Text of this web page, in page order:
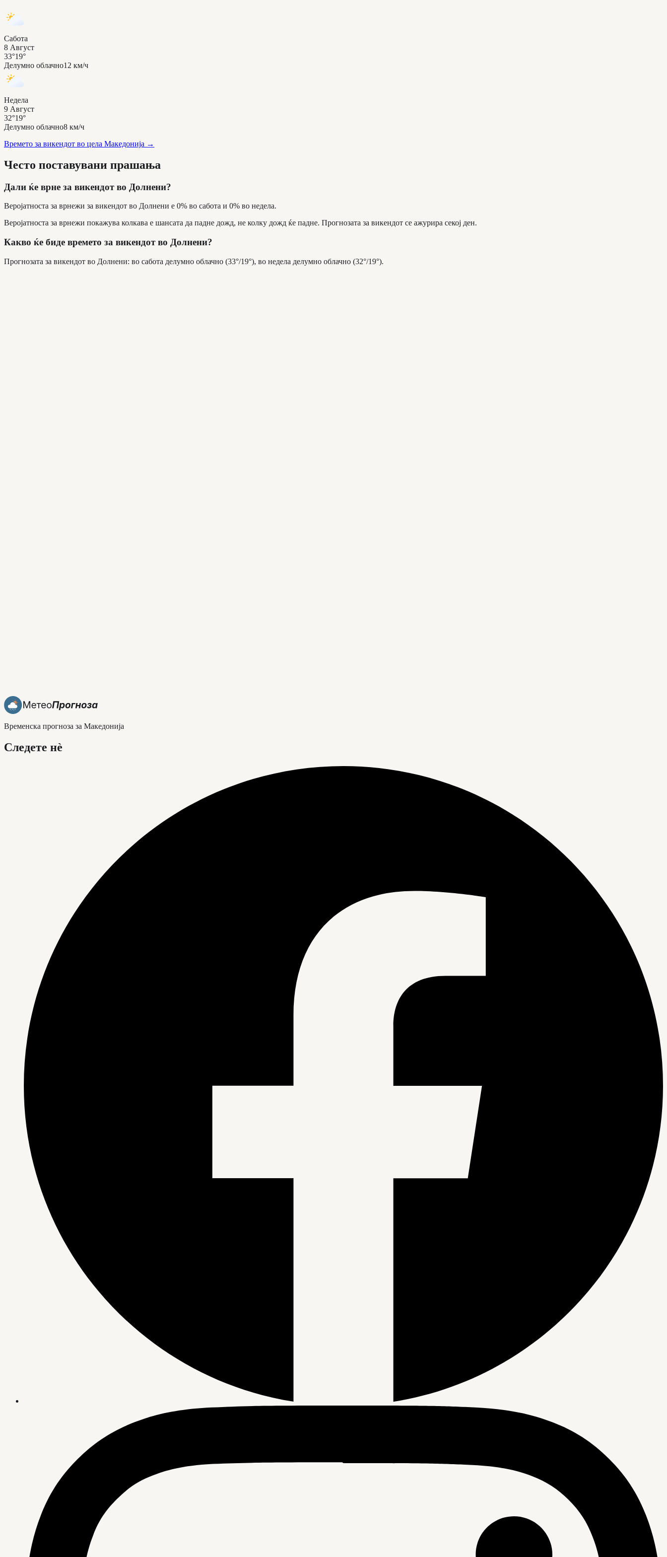
Сабота
8 Август
33°19°
Делумно облачно12 км/ч
Недела
9 Август
32°19°
Делумно облачно8 км/ч
Времето за викендот во цела Македонија →
Често поставувани прашања
Дали ќе врне за викендот во Долнени?
Веројатноста за врнежи за викендот во Долнени е 0% во сабота и 0% во недела.
Веројатноста за врнежи покажува колкава е шансата да падне дожд, не колку дожд ќе падне. Прогнозата за викендот се ажурира секој ден.
Какво ќе биде времето за викендот во Долнени?
Прогнозата за викендот во Долнени: во сабота делумно облачно (33°/19°), во недела делумно облачно (32°/19°).
Временска прогноза за Македонија
Следете нè